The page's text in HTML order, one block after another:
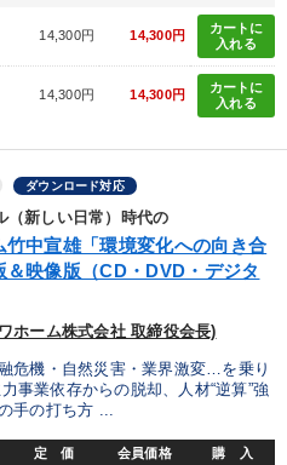
14,300円 14,300円
カートに
入れる
14,300円 14,300円
カートに
入れる
ダウンロード対応
（新しい日常）時代の
竹中宣雄「環境変化への向き合
＆映像版（CD・DVD・デジタ
ホーム株式会社 取締役会長)
危機・自然災害・業界激変…を乗り
事業依存からの脱却、人材“逆算”強
手の打ち方 ...
定 価 会員価格 購 入